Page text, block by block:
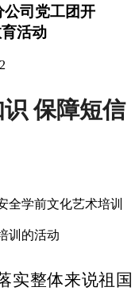
公司党工团开
活动
保障短信
全学前文化艺术培训
训的活动
实整体来说祖国